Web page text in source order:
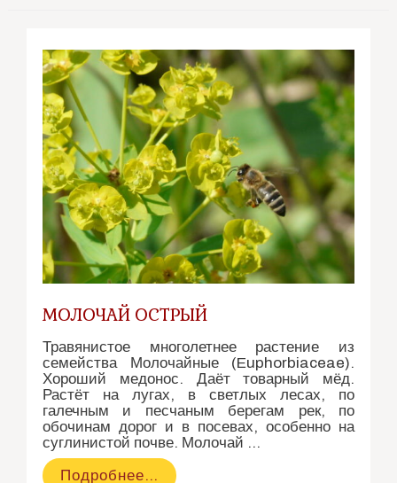
МОЛОЧАЙ ОСТРЫЙ
Травянистое многолетнее растение из
семейства Молочайные (Euphorbiaceae).
Хороший медонос. Даёт товарный мёд.
Растёт на лугах, в светлых лесах, по
галечным и песчаным берегам рек, по
обочинам дорог и в посевах, особенно на
суглинистой почве. Молочай …
Молочай
Подробнее…